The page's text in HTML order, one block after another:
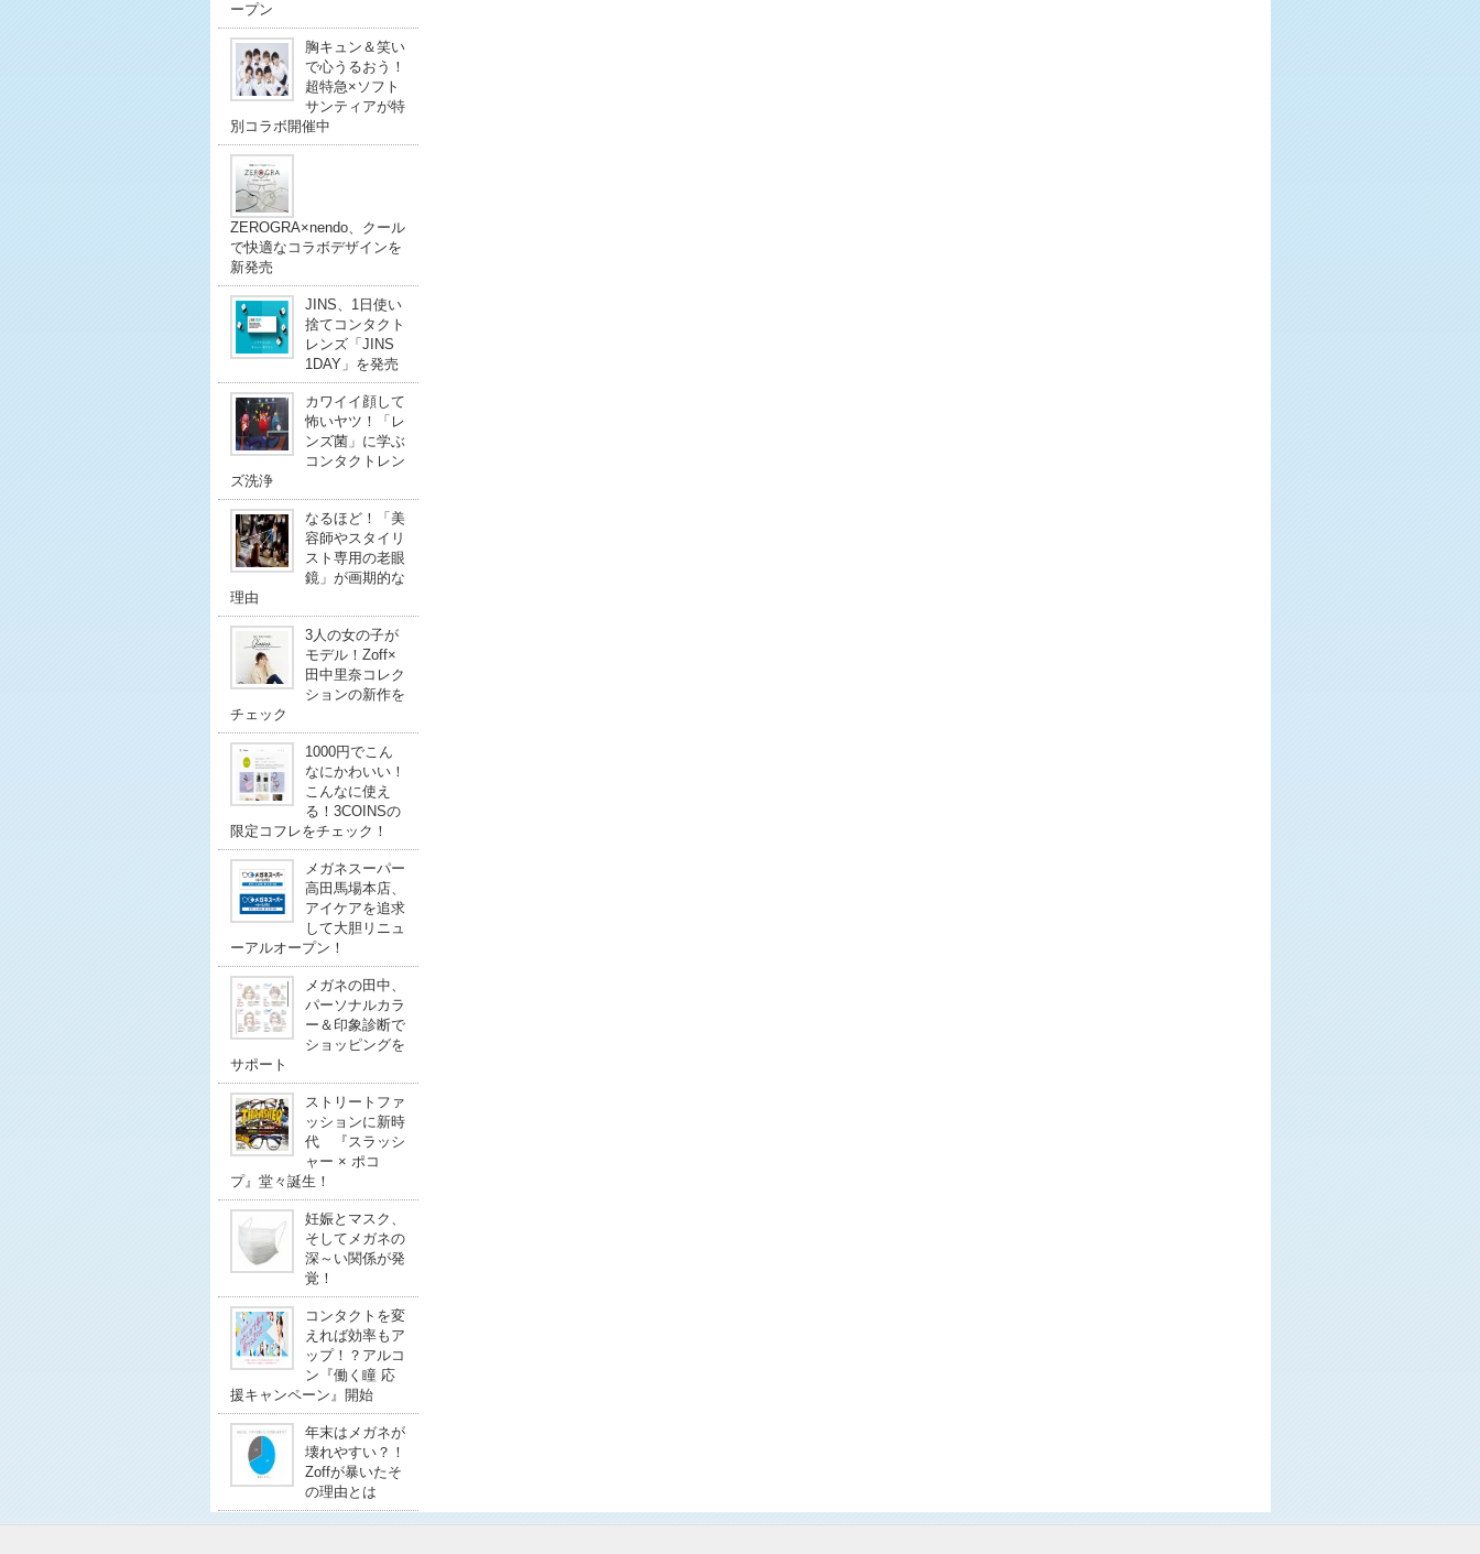
ープン
胸キュン＆笑い
で心うるおう！
超特急×ソフト
サンティアが特
別コラボ開催中
ZEROGRA×nendo、クール
で快適なコラボデザインを
新発売
JINS、1日使い
捨てコンタクト
レンズ「JINS
1DAY」を発売
カワイイ顔して
怖いヤツ！「レ
ンズ菌」に学ぶ
コンタクトレン
ズ洗浄
なるほど！「美
容師やスタイリ
スト専用の老眼
鏡」が画期的な
理由
3人の女の子が
モデル！Zoff×
田中里奈コレク
ションの新作を
チェック
1000円でこん
なにかわいい！
こんなに使え
る！3COINSの
限定コフレをチェック！
メガネスーパー
高田馬場本店、
アイケアを追求
して大胆リニュ
ーアルオープン！
メガネの田中、
パーソナルカラ
ー＆印象診断で
ショッピングを
サポート
ストリートファ
ッションに新時
代 『スラッシ
ャー × ポコ
プ』堂々誕生！
妊娠とマスク、
そしてメガネの
深～い関係が発
覚！
コンタクトを変
えれば効率もア
ップ！？アルコ
ン『働く瞳 応
援キャンペーン』開始
年末はメガネが
壊れやすい？！
Zoffが暴いたそ
の理由とは